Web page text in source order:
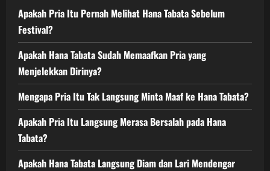
Apakah Pria Itu Pernah Melihat Hana Tabata Sebelum
Festival?
Apakah Hana Tabata Sudah Memaafkan Pria yang
Menjelekkan Dirinya?
Mengapa Pria Itu Tak Langsung Minta Maaf ke Hana Tabata?
Apakah Pria Itu Langsung Merasa Bersalah pada Hana
Tabata?
Apakah Hana Tabata Langsung Diam dan Lari Mendengar